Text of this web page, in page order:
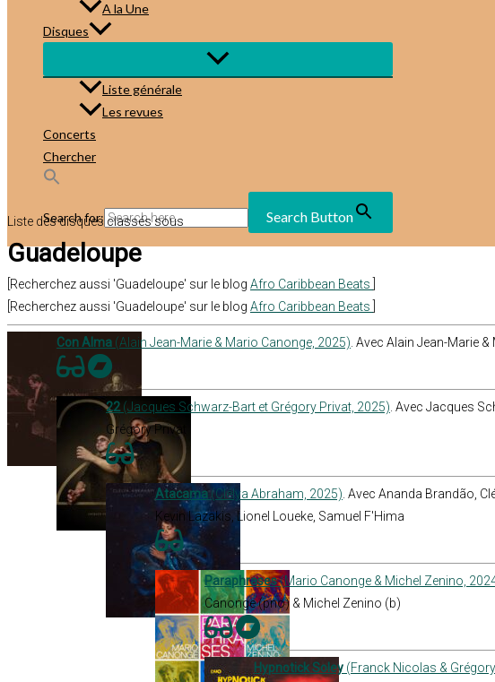
A la Une
Disques
Liste générale
Les revues
Concerts
Chercher
Search for: Search Button
Liste des disques classés sous
Guadeloupe
[Recherchez aussi 'Guadeloupe' sur le blog Afro Caribbean Beats
[Recherchez aussi 'Guadeloupe' sur le blog Afro Caribbean Beats
Con Alma (Alain Jean-Marie & Mario Canonge, 2025) . Avec Alain Jean-Marie
22 (Jacques Schwarz-Bart et Grégory Privat, 2025) . Avec Jacques
Grégory Privat
Atacama(Clélya Abraham, 2025) . Avec Ananda Brandão,
Kevin Lazakis, Lionel Loueke, Samuel F'Hima
Paraphrases(Mario Canonge & Michel Zenino,
Canonge (pno) & Michel Zenino (b)
Hypnotick Soley (Franck Nicolas &